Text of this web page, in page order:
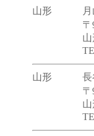
山形
〒
山形 長
〒